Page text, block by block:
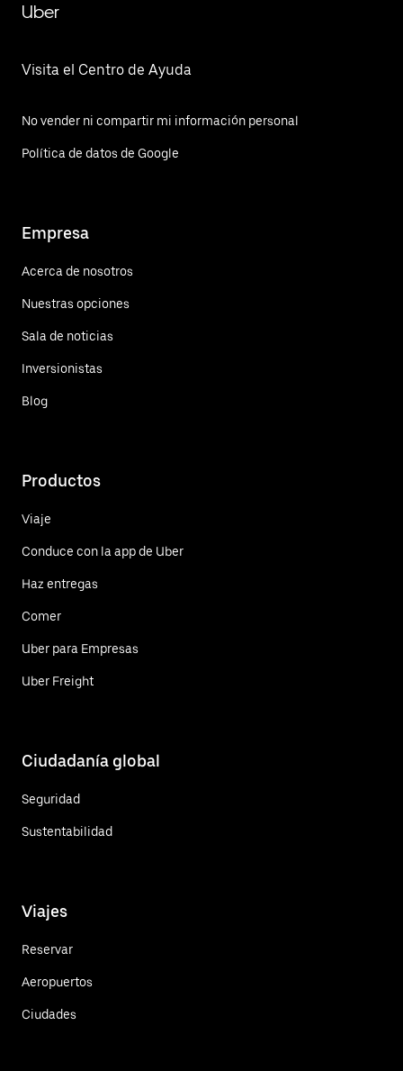
Uber
Visita el Centro de Ayuda
No vender ni compartir mi información personal
Política de datos de Google
Empresa
Acerca de nosotros
Nuestras opciones
Sala de noticias
Inversionistas
Blog
Productos
Viaje
Conduce con la app de Uber
Haz entregas
Comer
Uber para Empresas
Uber Freight
Ciudadanía global
Seguridad
Sustentabilidad
Viajes
Reservar
Aeropuertos
Ciudades